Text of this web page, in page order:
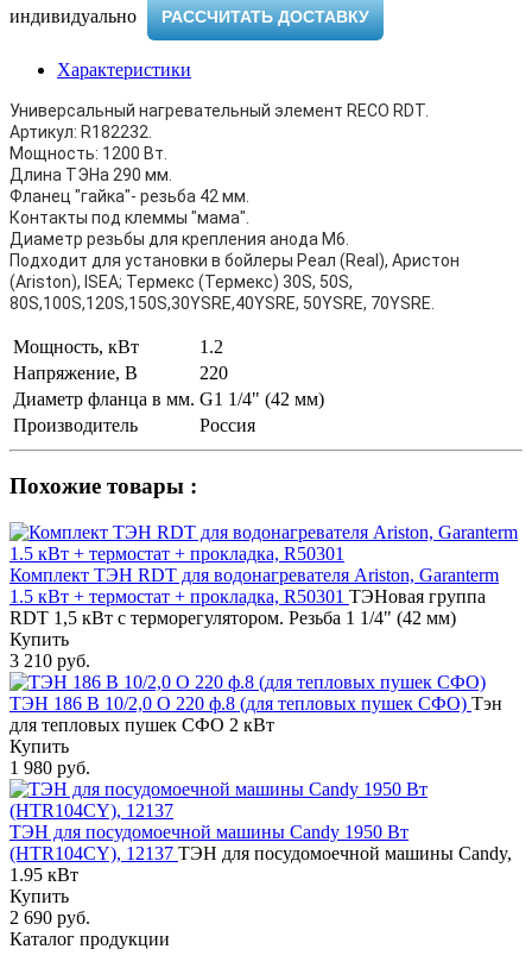
индивидуально ​
РАССЧИТАТЬ ДОСТАВКУ
Характеристики
Универсальный нагревательный элемент RECO RDT.
Артикул: R182232.
Мощность: 1200 Вт.
Длина ТЭНа 290 мм.
Фланец "гайка"- резьба 42 мм.
Контакты под клеммы "мама".
Диаметр резьбы для крепления анода M6.
Подходит для установки в бойлеры Реал (Real), Аристон
(Ariston), ISEA; Термекс (Термекс) 30S, 50S,
80S,100S,120S,150S,30YSRE,40YSRE, 50YSRE, 70YSRE.
Мощность, кВт
1.2
Напряжение, В
220
Диаметр фланца в мм. G1 1/4" (42 мм)
Производитель
Россия
Похожие товары :
Комплект ТЭН RDT для водонагревателя Ariston, Garanterm
1.5 кВт + термостат + прокладка, R50301 ТЭНовая группа
RDT 1,5 кВт с терморегулятором. Резьба 1 1/4" (42 мм)
Купить
3 210 руб.
ТЭН 186 В 10/2,0 О 220 ф.8 (для тепловых пушек СФО) Тэн
для тепловых пушек СФО 2 кВт
Купить
1 980 руб.
ТЭН для посудомоечной машины Candy 1950 Вт
(HTR104CY), 12137 ТЭН для посудомоечной машины Candy,
1.95 кВт
Купить
2 690 руб.
Каталог продукции